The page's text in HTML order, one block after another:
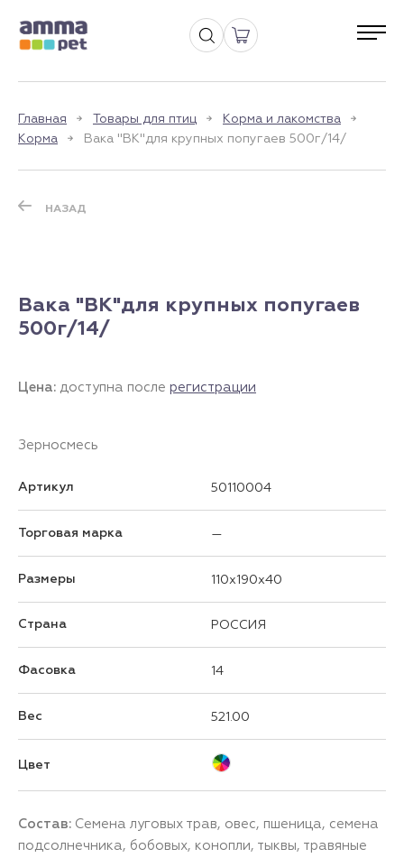
Главная Товары для птиц
Корма и лакомства
Корма
Вака "ВК"для крупных попугаев 500г/14/
НАЗАД
Вака "ВК"для крупных попугаев
500г/14/
Цена: доступна после регистрации
Зерносмесь
Артикул 50110004
Торговая марка —
Размеры 110x190x40
Страна РОССИЯ
Фасовка 14
Вес 521.00
Цвет
Состав: Семена луговых трав, овес, пшеница, семена
подсолнечника, бобовых, конопли, тыквы, травяные